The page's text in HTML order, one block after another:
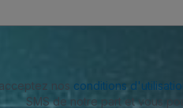
nos conditions
SMS de notre part et vous